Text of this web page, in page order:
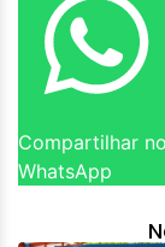
Compartilhar no
WhatsApp